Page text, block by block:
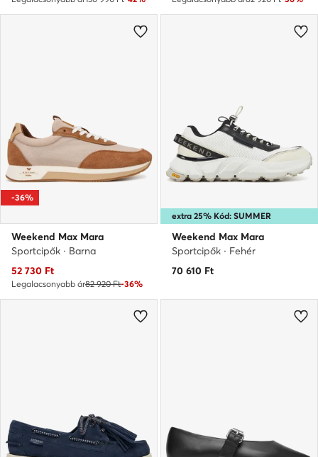
-36%
Weekend Max Mara
Sportcipők · Barna
Aktuális ár
52 730 Ft
Legalacsonyabb ár82 920 Ft-36%
extra 25% Kód: SUMMER
Weekend Max Mara
Sportcipők · Fehér
70 610 Ft